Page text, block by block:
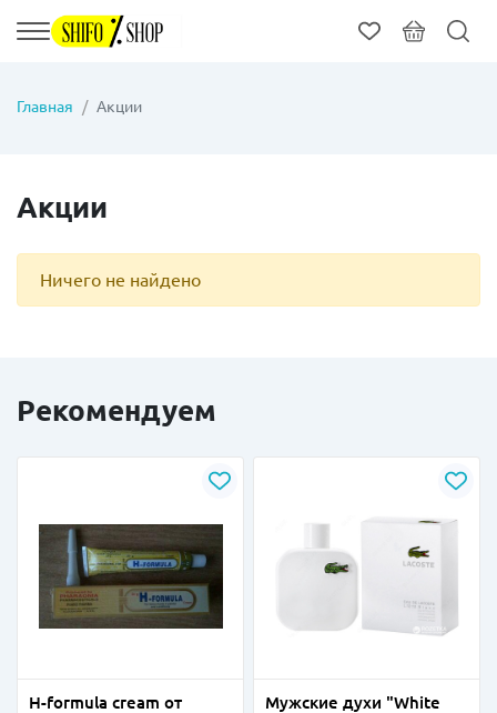
Главная Акции
Акции
Ничего не найдено
Рекомендуем
H-formula cream от
Мужские духи "White